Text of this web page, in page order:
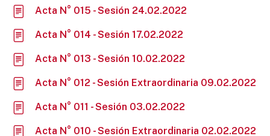
Acta N° 015 - Sesión 24.02.2022
Acta N° 014 - Sesión 17.02.2022
Acta N° 013 - Sesión 10.02.2022
Acta N° 012 - Sesión Extraordinaria 09.02.2022
Acta N° 011 - Sesión 03.02.2022
Acta N° 010 - Sesión Extraordinaria 02.02.2022